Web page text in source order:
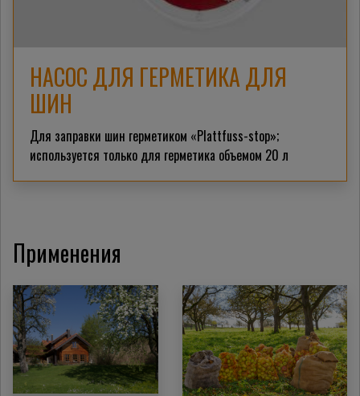
НАСОС ДЛЯ ГЕРМЕТИКА ДЛЯ
ШИН
Для заправки шин герметиком «Plattfuss-stop»;
используется только для герметика объемом 20 л
Применения